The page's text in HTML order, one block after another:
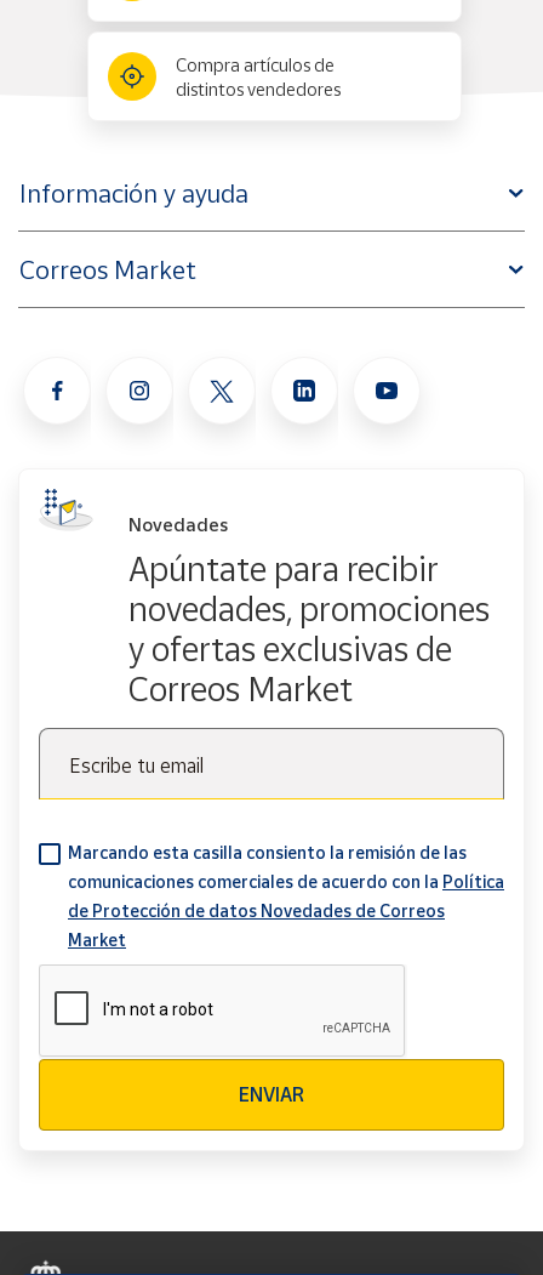
Compra artículos de
distintos vendedores
Información y ayuda
Correos Market
Novedades
Apúntate para recibir
novedades, promociones
y ofertas exclusivas de
Correos Market
Escribe tu email
Marcando esta casilla consiento la remisión de las
comunicaciones comerciales de acuerdo con la Política
de Protección de datos Novedades de Correos
Market
ENVIAR